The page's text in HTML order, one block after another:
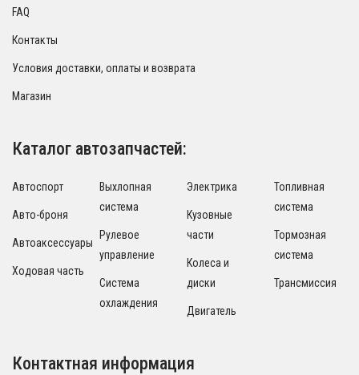
FAQ
Контакты
Условия доставки, оплаты и возврата
Магазин
Каталог автозапчастей:
Автоспорт
Авто-броня
Автоаксессуары
Ходовая часть
Выхлопная
система
Рулевое
управление
Система
охлаждения
Электрика
Кузовные
части
Колеса и
диски
Двигатель
Топливная
система
Тормозная
система
Трансмиссия
Контактная информация